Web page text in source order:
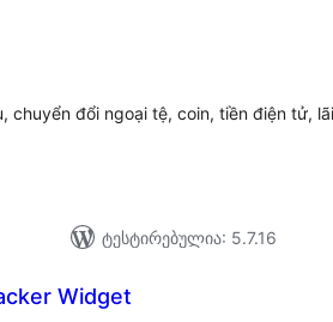
chuyển đổi ngoại tệ, coin, tiền điện tử,
ტესტირებულია: 5.7.16
Widget